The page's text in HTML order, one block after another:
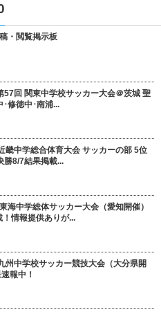
・閲覧掲示板
57回 関東中学校サッカー大会＠茨城 聖
･修徳中･南浦...
畿中学総合体育大会 サッカーの部 5位
勝8/7結果掲載...
海中学総体サッカー大会（愛知開催）
情報提供ありが...
州中学校サッカー競技大会（大分県開
報中！